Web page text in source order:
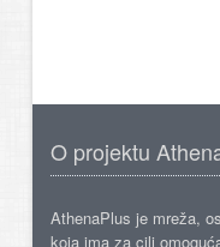
O projektu
AthenaPlus je mreža,
koja ima za cilj